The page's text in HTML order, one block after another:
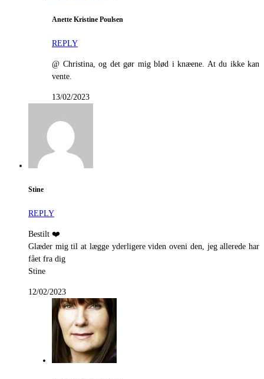
Anette Kristine Poulsen
REPLY
@ Christina, og det gør mig blød i knæene. At du ikke kan
vente.
13/02/2023
Stine
REPLY
Bestilt ❤️
Glæder mig til at lægge yderligere viden oveni den, jeg allerede har
fået fra dig
Stine
12/02/2023